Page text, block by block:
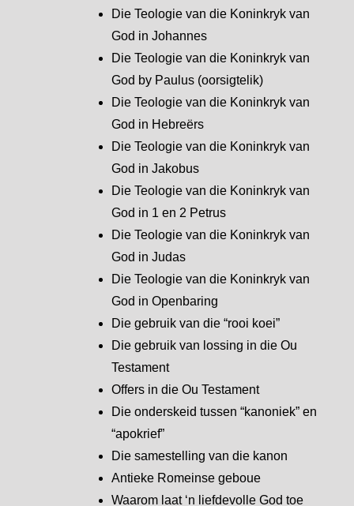
Die Teologie van die Koninkryk van
God in Johannes
Die Teologie van die Koninkryk van
God by Paulus (oorsigtelik)
Die Teologie van die Koninkryk van
God in Hebreërs
Die Teologie van die Koninkryk van
God in Jakobus
Die Teologie van die Koninkryk van
God in 1 en 2 Petrus
Die Teologie van die Koninkryk van
God in Judas
Die Teologie van die Koninkryk van
God in Openbaring
Die gebruik van die “rooi koei”
Die gebruik van lossing in die Ou
Testament
Offers in die Ou Testament
Die onderskeid tussen “kanoniek” en
“apokrief”
Die samestelling van die kanon
Antieke Romeinse geboue
Waarom laat ‘n liefdevolle God toe